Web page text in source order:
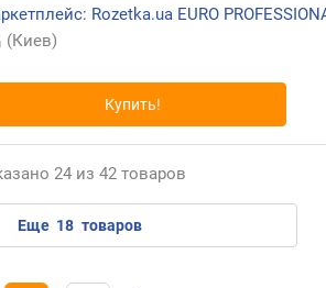
Rozetka.ua EURO
(Киев)
Купить!
24 из 42 товаров
еще 18 товаров